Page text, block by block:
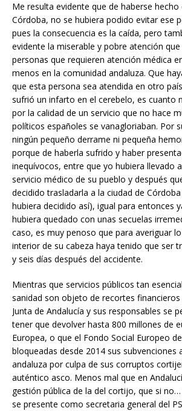
Me resulta evidente que de haberse hecho
Córdoba, no se hubiera podido evitar ese
pues la consecuencia es la caída, pero
evidente la miserable y pobre atención
personas que requieren atención médica
menos en la comunidad andaluza. Que
que esta persona sea atendida en otro
sufrió un infarto en el cerebelo, es cuanto
por la calidad de un servicio que no hace
políticos españoles se vanagloriaban. Por
ningún pequeño derrame ni pequeña
porque de haberla sufrido y haber
inequívocos, entre que yo hubiera llevado
servicio médico de su pueblo y después
decidido trasladarla a la ciudad de
hubiera decidido así), igual para entonces
hubiera quedado con unas secuelas
caso, es muy penoso que para averiguar
interior de su cabeza haya tenido que ser
y seis días después del accidente.
Mientras que servicios públicos tan
sanidad son objeto de recortes
Junta de Andalucía y sus responsables se
tener que devolver hasta 800 millones de
Europea, o que el Fondo Social Europeo
bloqueadas desde 2014 sus subvenciones
andaluza por culpa de sus corruptos
auténtico asco. Menos mal que en
gestión pública de la del cortijo, que si
se presente como secretaria general del